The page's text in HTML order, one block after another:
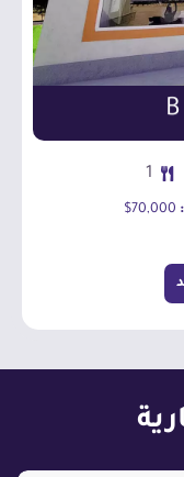
1
70,000$